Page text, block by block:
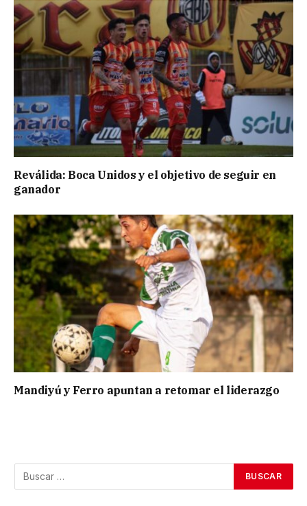
Reválida: Boca Unidos y el objetivo de seguir en
ganador
Mandiyú y Ferro apuntan a retomar el liderazgo